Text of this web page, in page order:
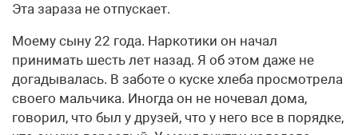
Эта зараза не отпускает.
Моему сыну 22 года. Наркотики он начал
принимать шесть лет назад. Я об этом даже не
догадывалась. В заботе о куске хлеба просмотрела
своего мальчика. Иногда он не ночевал дома,
говорил, что был у друзей, что у него все в порядке,